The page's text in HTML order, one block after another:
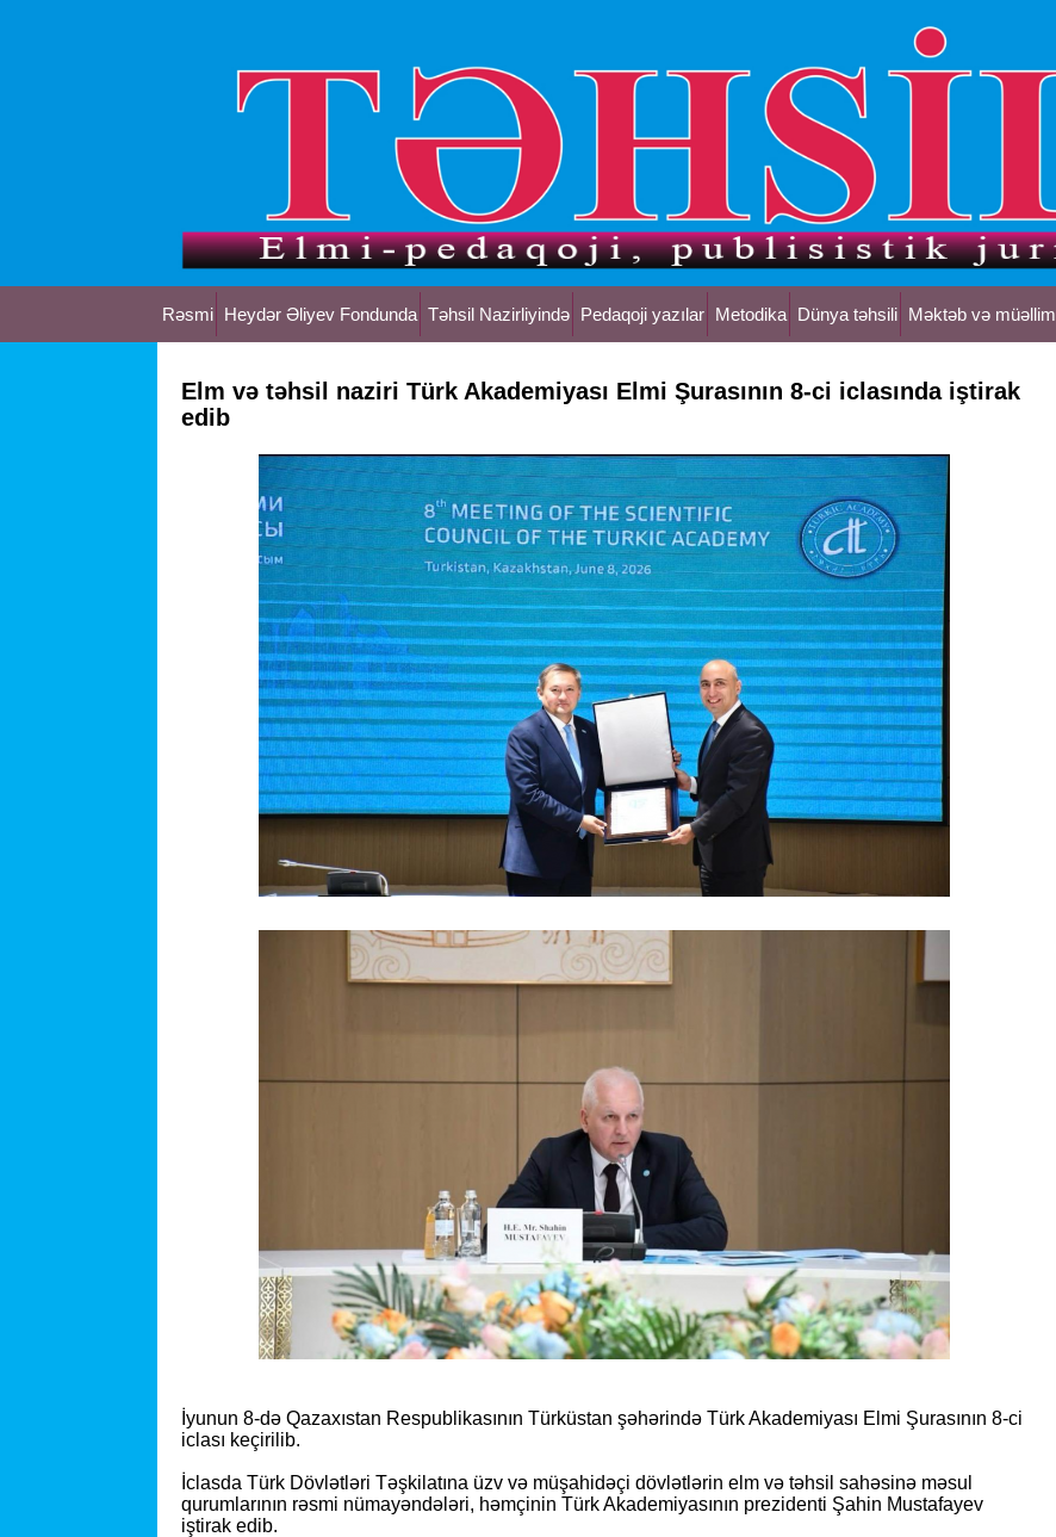
Rəsmi Heydər Əliyev Fondunda Təhsil Nazirliyində Pedaqoji yazılar Metodika Dünya təhsili Məktəb və müəllim
Elm və təhsil naziri Türk Akademiyası Elmi Şurasının 8-ci iclasında iştirak
edib
İyunun 8-də Qazaxıstan Respublikasının Türküstan şəhərində Türk Akademiyası Elmi Şurasının 8-ci
iclası keçirilib.
İclasda Türk Dövlətləri Təşkilatına üzv və müşahidəçi dövlətlərin elm və təhsil sahəsinə məsul
qurumlarının rəsmi nümayəndələri, həmçinin Türk Akademiyasının prezidenti Şahin Mustafayev
iştirak edib.